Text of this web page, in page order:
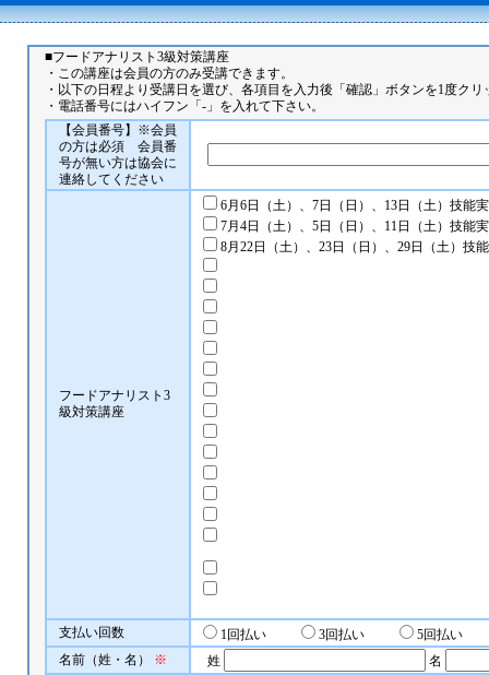
■フードアナリスト3級対策講座
・この講座は会員の方のみ受講できます。
・以下の日程より受講日を選び、各項目を入力後「確認」ボタンを1度ク
・電話番号にはハイフン「-」を入れて下さい。
【会員番号】※会員
の方は必須 会員番
号が無い方は協会に
連絡してください
フードアナリスト3
級対策講座
6月6日（土）、7日（日）、13日（土）技
7月4日（土）、5日（日）、11日（土）技
8月22日（土）、23日（日）、29日（土）
支払い回数 1回払い 3回払い
5回払い
名前（姓・名）
※ 姓
名